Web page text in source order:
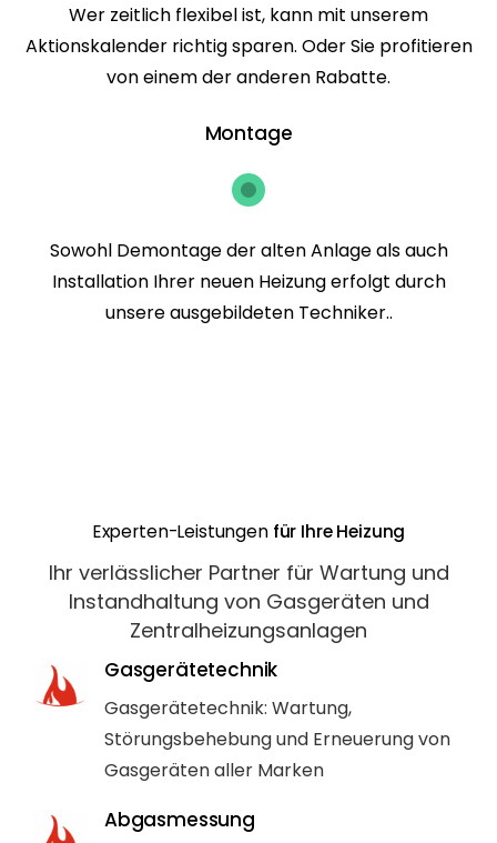
Wer zeitlich flexibel ist, kann mit unserem
Aktionskalender richtig sparen. Oder Sie profitieren
von einem der anderen Rabatte.
Montage
Sowohl Demontage der alten Anlage als auch
Installation Ihrer neuen Heizung erfolgt durch
unsere ausgebildeten Techniker..
Experten-Leistungenfür Ihre Heizung
Ihr verlässlicher Partner für Wartung und
Instandhaltung von Gasgeräten und
Zentralheizungsanlagen
Gasgerätetechnik
Gasgerätetechnik: Wartung,
Störungsbehebung und Erneuerung von
Gasgeräten aller Marken
Abgasmessung